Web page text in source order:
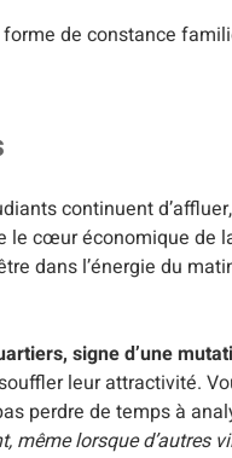
de constance
continuent
le cœur économique de
dans l’énergie du
signe d’une
leur attractivité.
perdre de temps à
même lorsque d’autres